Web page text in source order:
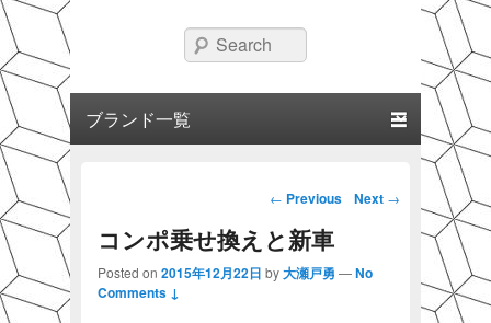
Search
Post navigation
← Previous Next →
コンポ乗せ換えと新車
Posted on 2015年12月22日 by大瀬戸勇 —No
Comments ↓